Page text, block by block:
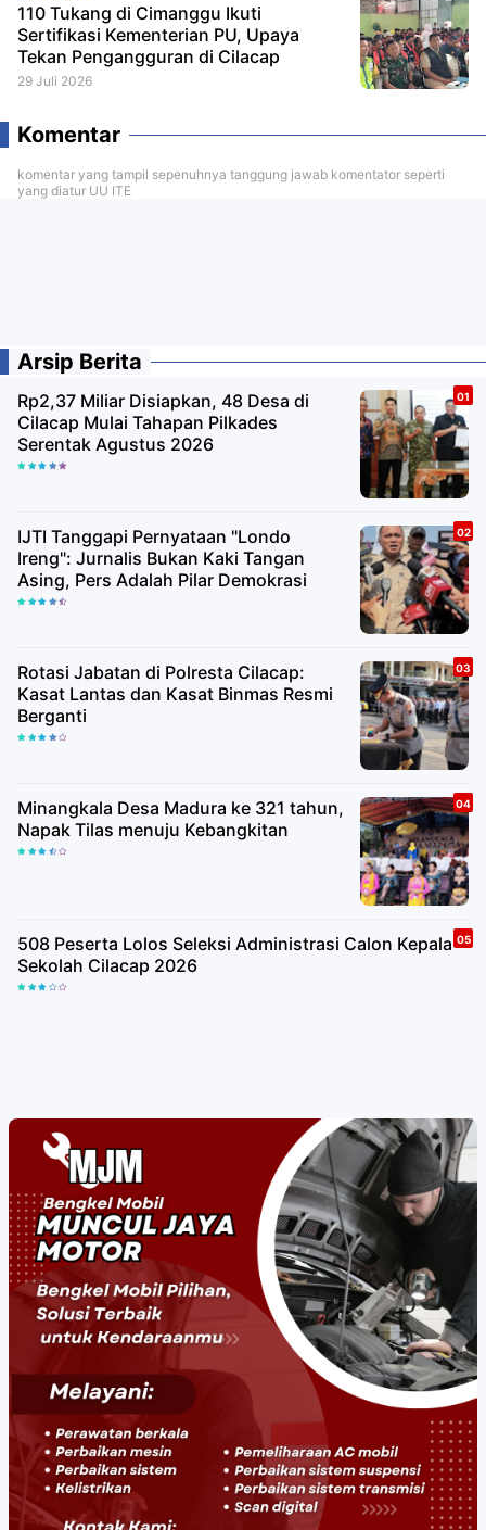
110 Tukang di Cimanggu Ikuti
Sertifikasi Kementerian PU, Upaya
Tekan Pengangguran di Cilacap
29 Juli 2026
Komentar
komentar yang tampil sepenuhnya tanggung jawab komentator seperti
yang diatur UU ITE
Arsip Berita
Rp2,37 Miliar Disiapkan, 48 Desa di
Cilacap Mulai Tahapan Pilkades
Serentak Agustus 2026
IJTI Tanggapi Pernyataan "Londo
Ireng": Jurnalis Bukan Kaki Tangan
Asing, Pers Adalah Pilar Demokrasi
Rotasi Jabatan di Polresta Cilacap:
Kasat Lantas dan Kasat Binmas Resmi
Berganti
Minangkala Desa Madura ke 321 tahun,
Napak Tilas menuju Kebangkitan
508 Peserta Lolos Seleksi Administrasi Calon Kepala
Sekolah Cilacap 2026